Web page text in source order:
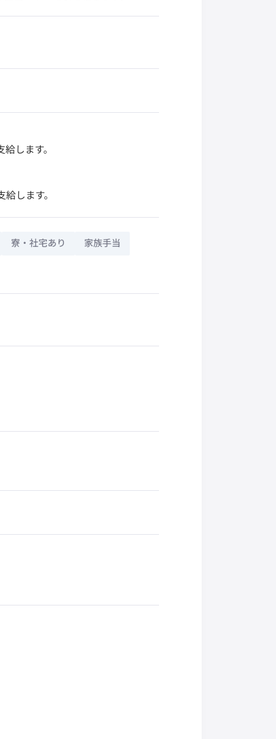
します。
します。
寮・社宅あり 家族手当